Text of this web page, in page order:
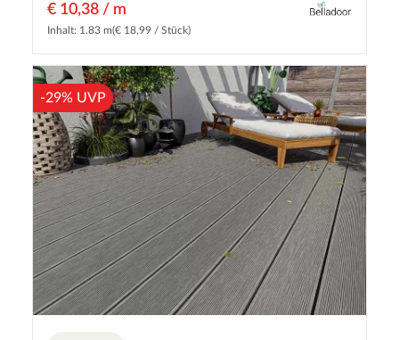
€ 10,38 / m
Inhalt: 1.83 m(€ 18,99 / Stück)
-29% UVP